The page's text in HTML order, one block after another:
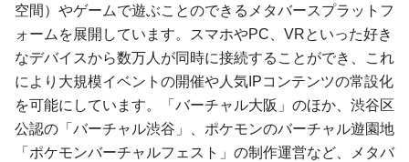
空間）やゲームで遊ぶことのできるメタバースプラットフ
ォームを展開しています。スマホやPC、VRといった好き
なデバイスから数万⼈が同時に接続することができ、これ
により⼤規模イベントの開催や⼈気IPコンテンツの常設化
を可能にしています。「バーチャル⼤阪」のほか、渋⾕区
公認の「バーチャル渋⾕」、ポケモンのバーチャル遊園地
「ポケモンバーチャルフェスト」の制作運営など、メタバ